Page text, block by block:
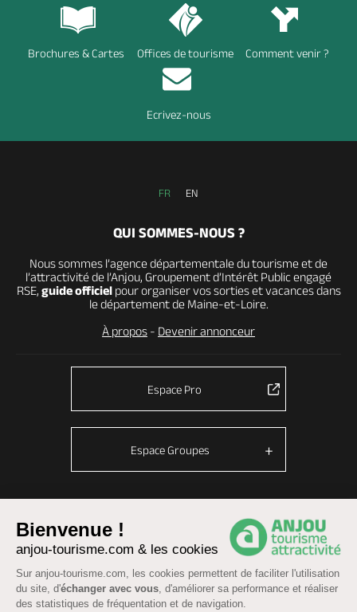
Bienvenue !
anjou-tourisme.com & les cookies
Sur anjou-tourisme.com, les cookies permettent de faciliter l'utilisation
du site, d'échanger avec vous, d'améliorer sa performance et réaliser
des statistiques de fréquentation et de navigation.
Brochures & Cartes Offices de tourisme Comment venir ?
Ecrivez-nous
FR EN
QUI SOMMES-NOUS ?
Nous sommes l’agence départementale du tourisme et de
l’attractivité de l’Anjou, Groupement d’Intérêt Public engagé
RSE, guide officielpour organiser vos sorties et vacances dans
le département de Maine-et-Loire.
À propos - Devenir annonceur
Espace Pro
Espace Groupes
© Anjou tourisme 2026 - Fonctionnement du site
Mentions légales-Données personnelles-Cookies
CGU Réservation
Accessibilité : partiellement conforme